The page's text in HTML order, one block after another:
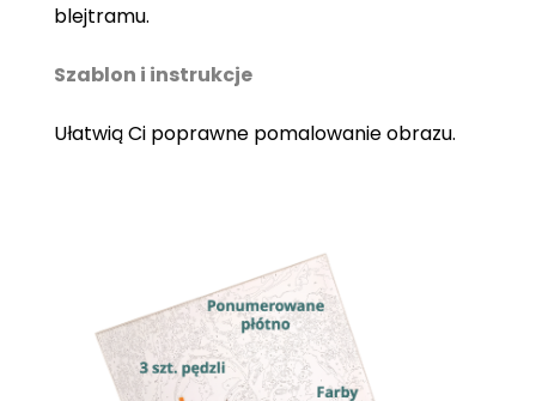
blejtramu.
Szablon i instrukcje
Ułatwią Ci poprawne pomalowanie obrazu.